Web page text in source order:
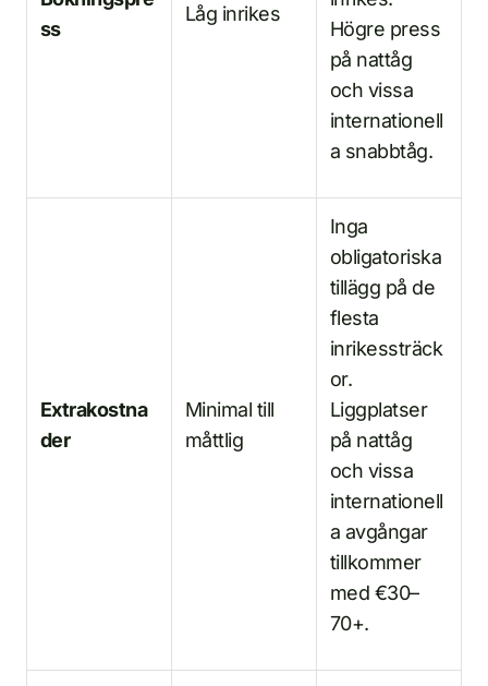
ss
Låg inrikes
Högre press
på nattåg
och vissa
internationell
a snabbtåg.
Extrakostna
der
Minimal till
måttlig
Inga
obligatoriska
tillägg på de
flesta
inrikessträck
or.
Liggplatser
på nattåg
och vissa
internationell
a avgångar
tillkommer
med €30–
70+.